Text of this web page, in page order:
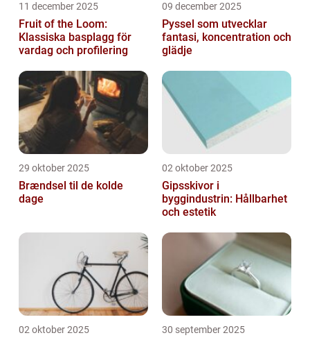
11 december 2025
Fruit of the Loom:
Klassiska basplagg för
vardag och profilering
09 december 2025
Pyssel som utvecklar
fantasi, koncentration och
glädje
29 oktober 2025
Brændsel til de kolde
dage
02 oktober 2025
Gipsskivor i
byggindustrin: Hållbarhet
och estetik
02 oktober 2025 30 september 2025